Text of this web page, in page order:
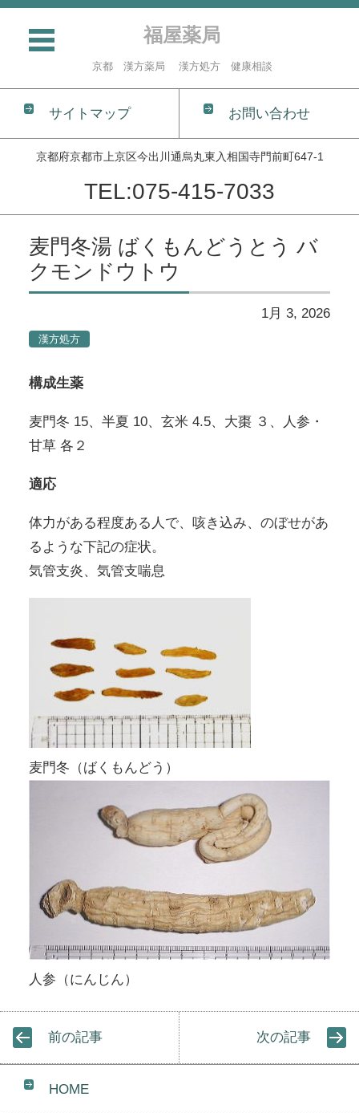
福屋薬局
京都 漢方薬局 漢方処方 健康相談
サイトマップ お問い合わせ
京都府京都市上京区今出川通烏丸東入相国寺門前町647-1
TEL:075-415-7033
麦門冬湯 ばくもんどうとう バ
クモンドウトウ
1月 3, 2026
漢方処方
構成生薬
麦門冬 15、半夏 10、玄米 4.5、大棗 ３、人参・
甘草 各２
適応
体力がある程度ある人で、咳き込み、のぼせがあ
るような下記の症状。
気管支炎、気管支喘息
麦門冬（ばくもんどう）
人参（にんじん）
前の記事 次の記事
HOME